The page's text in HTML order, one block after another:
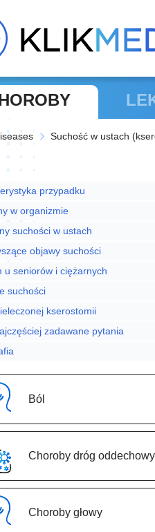
Suchość w ustach
przypadku
w organizmie
suchości w ustach
objawy suchości
u seniorów i ciężarnych
suchości
kserostomii
zadawane pytania
Ból
Choroby dróg
Choroby głowy